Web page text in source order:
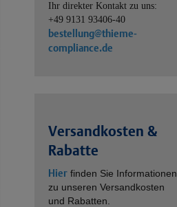
Ihr direkter Kontakt zu uns:
+49 9131 93406-40
bestellung@thieme-
compliance.de
Versandkosten &
Rabatte
Hier finden Sie Informationen
zu unseren Versandkosten
und Rabatten.